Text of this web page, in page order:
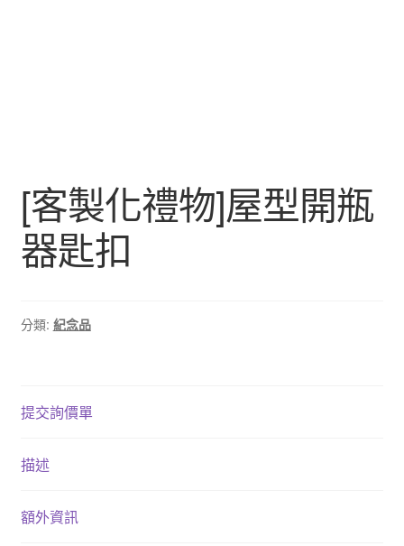
[客製化禮物]屋型開瓶
器匙扣
分類: 紀念品
提交詢價單
描述
額外資訊